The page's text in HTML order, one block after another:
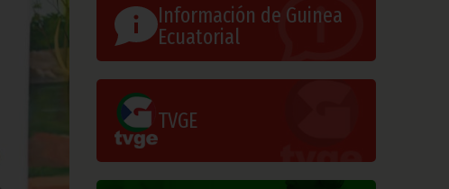
Información de Guinea
Ecuatorial
TVGE